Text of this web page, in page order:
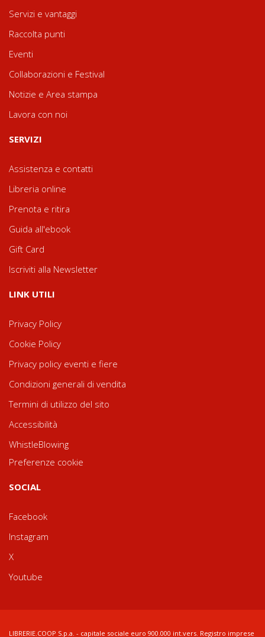
Servizi e vantaggi
Raccolta punti
Eventi
Collaborazioni e Festival
Notizie e Area stampa
Lavora con noi
SERVIZI
Assistenza e contatti
Libreria online
Prenota e ritira
Guida all'ebook
Gift Card
Iscriviti alla Newsletter
LINK UTILI
Privacy Policy
Cookie Policy
Privacy policy eventi e fiere
Condizioni generali di vendita
Termini di utilizzo del sito
Accessibilità
WhistleBlowing
Preferenze cookie
SOCIAL
Facebook
Instagram
X
Youtube
LIBRERIE.COOP S.p.a. - capitale sociale euro 900.000 int.vers. Registro imprese